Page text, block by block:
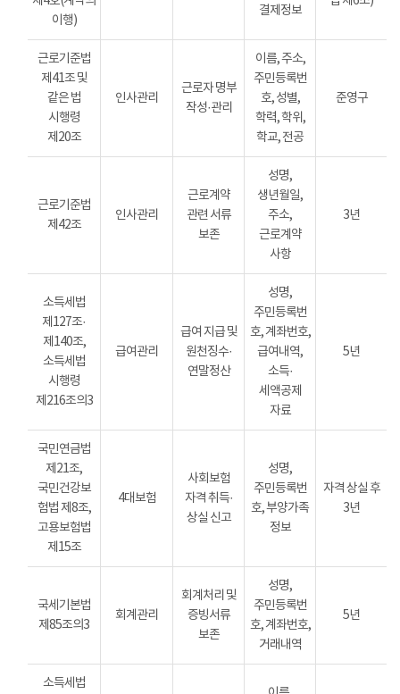
이행)
결제정보
근로기준법
제41조 및
같은 법
시행령
제20조
인사관리
근로자 명부
작성·관리
이름, 주소,
주민등록번
호, 성별,
학력, 학위,
학교, 전공
준영구
근로기준법
제42조
인사관리
근로계약
관련 서류
보존
성명,
생년월일,
주소,
근로계약
사항
3년
소득세법
제127조·
제140조,
소득세법
시행령
제216조의3
급여관리
급여 지급 및
원천징수·
연말정산
성명,
주민등록번
호, 계좌번호,
급여내역,
소득·
세액공제
자료
5년
국민연금법
제21조,
국민건강보
험법 제8조,
고용보험법
제15조
4대보험
사회보험
자격 취득·
상실 신고
성명,
주민등록번
호, 부양가족
정보
자격 상실 후
3년
국세기본법
제85조의3
회계관리
회계처리 및
증빙서류
보존
성명,
주민등록번
호, 계좌번호,
거래내역
5년
소득세법